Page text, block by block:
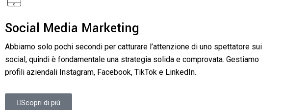
Social Media Marketing
Abbiamo solo pochi secondi per catturare l’attenzione di uno spettatore sui
social, quindi è fondamentale una strategia solida e comprovata. Gestiamo
profili aziendali Instagram, Facebook, TikTok e LinkedIn.
Scopri di più